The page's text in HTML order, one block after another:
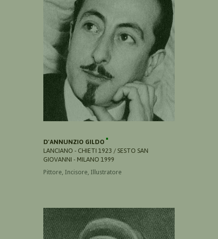
D'ANNUNZIO GILDO
LANCIANO - CHIETI 1923 / SESTO SAN
GIOVANNI - MILANO 1999
Pittore, Incisore, Illustratore